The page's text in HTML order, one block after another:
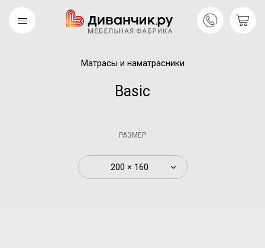
Матрасы и наматрасники
Basic
РАЗМЕР
200 × 160
коллекция